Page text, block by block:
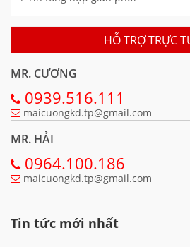
HỖ TRỢ TRỰC
MR. CƯƠNG
0939.516.111
maicuongkd.tp@gmail.com
MR. HẢI
0964.100.186
maicuongkd.tp@gmail.com
Tin tức mới nhất